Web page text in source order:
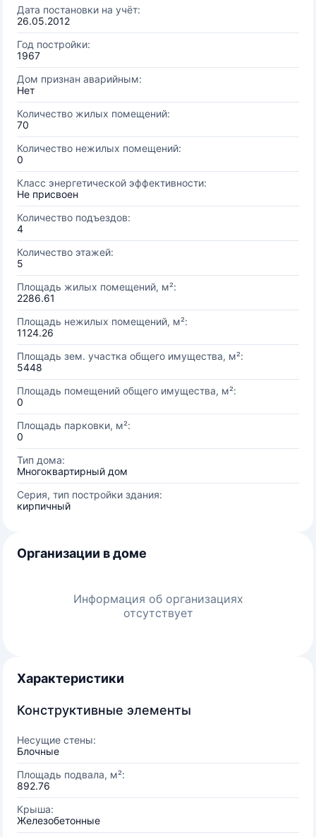
Дата постановки на учёт:
26.05.2012
Год постройки:
1967
Дом признан аварийным:
Нет
Количество жилых помещений:
70
Количество нежилых помещений:
0
Класс энергетической эффективности:
Не присвоен
Количество подъездов:
4
Количество этажей:
5
Площадь жилых помещений, м²:
2286.61
Площадь нежилых помещений, м²:
1124.26
Площадь зем. участка общего имущества, м²:
5448
Площадь помещений общего имущества, м²:
0
Площадь парковки, м²:
0
Тип дома:
Многоквартирный дом
Серия, тип постройки здания:
кирпичный
Организации в доме
Информация об организациях
отсутствует
Характеристики
Конструктивные элементы
Несущие стены:
Блочные
Площадь подвала, м²:
892.76
Крыша:
Железобетонные